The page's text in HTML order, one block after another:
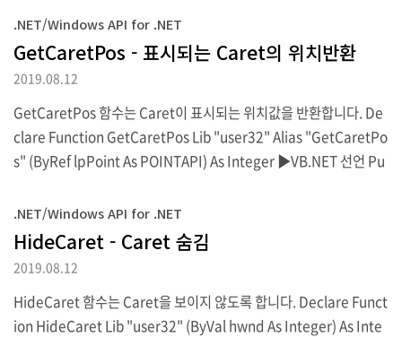
lpstrCommnad As String, ByVal lpstrReturnString As String,
ByVal uReturnValue As Integer, ByVal hwndCallback As Inte
ger) As Integer ▶VB.NET 선언 [DllImport("winmm.dll")] pub
.NET/Windows API for .NET
GetCaretPos - 표시되는 Caret의 위치반환
2019.08.12
GetCaretPos 함수는 Caret이 표시되는 위치값을 반환합니다. De
clare Function GetCaretPos Lib "user32" Alias "GetCaretPo
s" (ByRef lpPoint As POINTAPI) As Integer ▶VB.NET 선언 Pu
ger End Structure Dim pt As POINTCRT GetCaretPos(pt) pt.
x pt.y ▶VB.NET 호출 [DllImport("user32.dll")] public static
extern int GetCaretPos(ref POINTCRT hwnd); ▶C# 선언 pub
.NET/Windows API for .NET
HideCaret - Caret 숨김
2019.08.12
HideCaret 함수는 Caret을 보이지 않도록 합니다. Declare Funct
ion HideCaret Lib "user32" (ByVal hwnd As Integer) As Inte